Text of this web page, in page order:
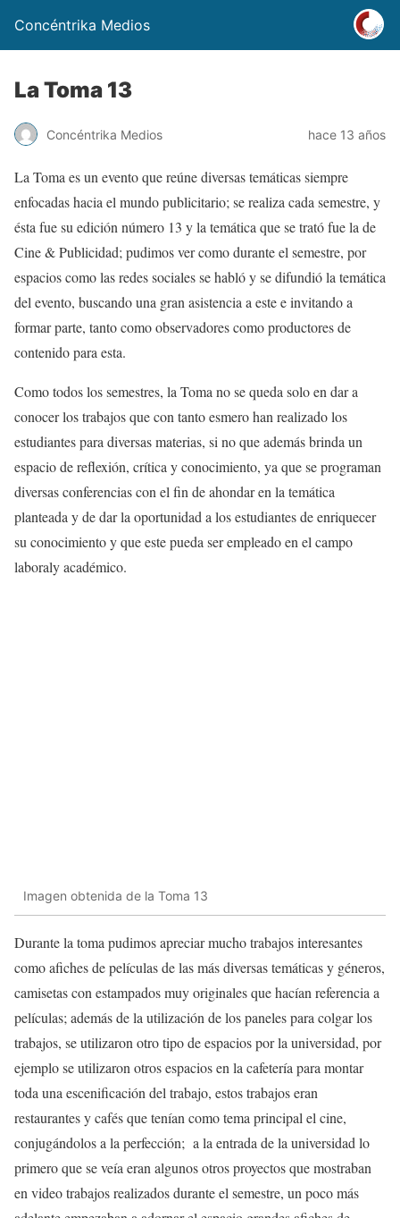
Concéntrika Medios
La Toma 13
Concéntrika Medios hace 13 años
La Toma es un evento que reúne diversas temáticas siempre
enfocadas hacia el mundo publicitario; se realiza cada semestre, y
ésta fue su edición número 13 y la temática que se trató fue la de
Cine & Publicidad; pudimos ver como durante el semestre, por
espacios como las redes sociales se habló y se difundió la temática
del evento, buscando una gran asistencia a este e invitando a
formar parte, tanto como observadores como productores de
contenido para esta.
Como todos los semestres, la Toma no se queda solo en dar a
conocer los trabajos que con tanto esmero han realizado los
estudiantes para diversas materias, si no que además brinda un
espacio de reflexión, crítica y conocimiento, ya que se programan
diversas conferencias con el fin de ahondar en la temática
planteada y de dar la oportunidad a los estudiantes de enriquecer
su conocimiento y que este pueda ser empleado en el campo
laboraly académico.
Imagen obtenida de la Toma 13
Durante la toma pudimos apreciar mucho trabajos interesantes
como afiches de películas de las más diversas temáticas y géneros,
camisetas con estampados muy originales que hacían referencia a
películas; además de la utilización de los paneles para colgar los
trabajos, se utilizaron otro tipo de espacios por la universidad, por
ejemplo se utilizaron otros espacios en la cafetería para montar
toda una escenificación del trabajo, estos trabajos eran
restaurantes y cafés que tenían como tema principal el cine,
conjugándolos a la perfección; a la entrada de la universidad lo
primero que se veía eran algunos otros proyectos que mostraban
en video trabajos realizados durante el semestre, un poco más